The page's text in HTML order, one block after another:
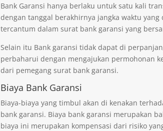
Bank Garansi hanya berlaku untuk satu kali
dengan tanggal berakhirnya jangka waktu
tercantum dalam surat bank garansi yang
Selain itu Bank garansi tidak dapat di
perbaharui dengan mengajukan permohonan
dari pemegang surat bank garansi.
Biaya Bank Garansi
Biaya-biaya yang timbul akan di kenakan
bank garansi. Biaya bank garansi merupakan
biaya ini merupakan kompensasi dari risiko